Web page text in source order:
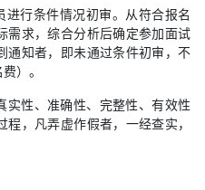
行条件情况初审。从符合报名
需求，综合分析后确定参加面试
通知者，即未通过条件初审，不
）。
实性、准确性、完整性、有效性
，凡弄虚作假者，一经查实，